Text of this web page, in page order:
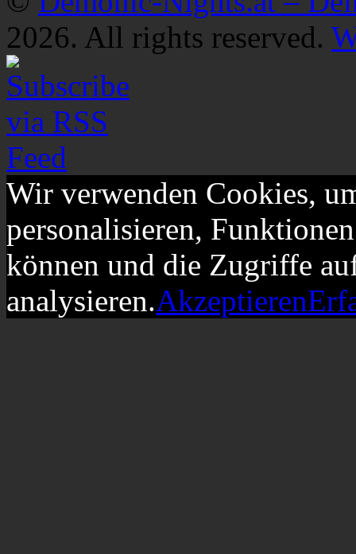
2026. All rights reserved.
Wir verwenden Cookies,
personalisieren,
können und die Zugriffe
analysieren.Akzeptieren